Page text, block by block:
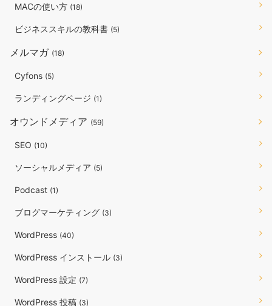
MACの使い方 (18)
ビジネススキルの教科書 (5)
メルマガ (18)
Cyfons (5)
ランディングページ (1)
オウンドメディア (59)
SEO (10)
ソーシャルメディア (5)
Podcast (1)
ブログマーケティング (3)
WordPress (40)
WordPress インストール (3)
WordPress 設定 (7)
WordPress 投稿 (3)